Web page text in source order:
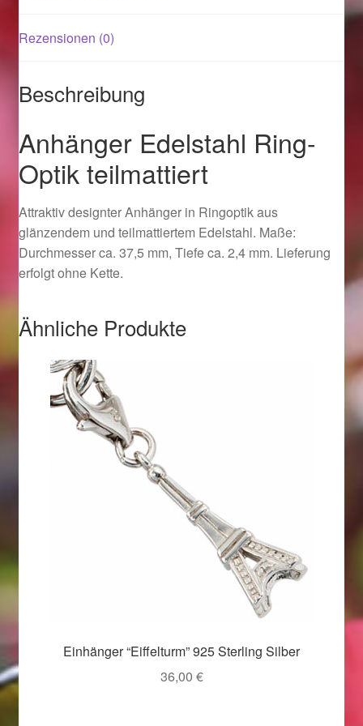
Magisches und Festliches zu Halloween 2021
Magisches und Festliches zu Halloween 2022
Logout
Ostergeschenke finden für Ostern 2015
Ostergeschenke finden für Ostern 2016
Ostergeschenke finden für Ostern 2018
Ostergeschenke finden für Ostern 2019
Ostergeschenke finden für Ostern 2020
Ostergeschenke finden für Ostern 2021
Ostergeschenke finden für Ostern 2022
Startseite
Startseite
Rezensionen (0)
Beschreibung
Anhänger Edelstahl Ring-
Optik teilmattiert
Attraktiv designter Anhänger in Ringoptik aus
glänzendem und teilmattiertem Edelstahl. Maße:
Durchmesser ca. 37,5 mm, Tiefe ca. 2,4 mm. Lieferung
erfolgt ohne Kette.
Ähnliche Produkte
Einhänger “Eiffelturm” 925 Sterling Silber
36,00 €